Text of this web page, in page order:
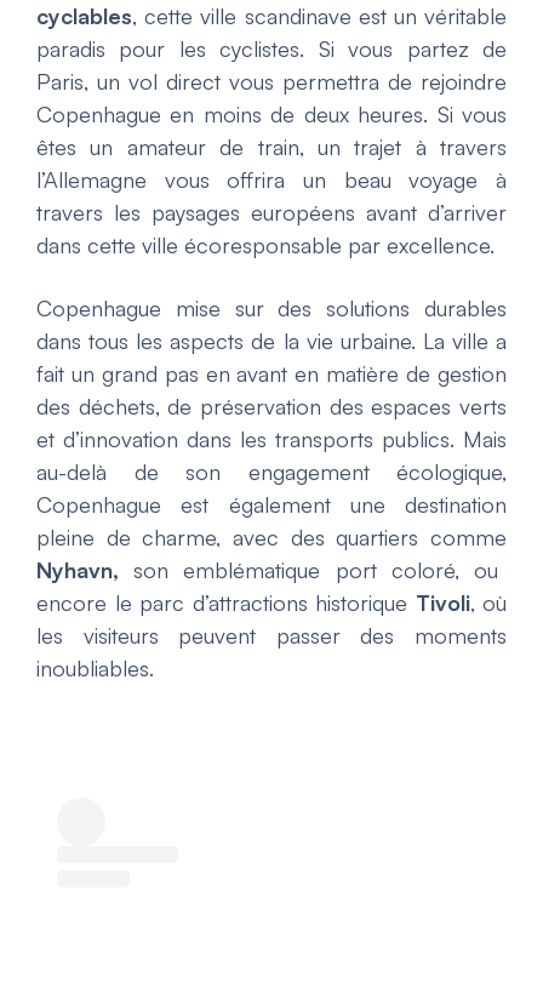
cyclables, cette ville scandinave est un véritable
paradis pour les cyclistes. Si vous partez de
Paris, un vol direct vous permettra de rejoindre
Copenhague en moins de deux heures. Si vous
êtes un amateur de train, un trajet à travers
l’Allemagne vous offrira un beau voyage à
travers les paysages européens avant d’arriver
dans cette ville écoresponsable par excellence.
Copenhague mise sur des solutions durables
dans tous les aspects de la vie urbaine. La ville a
fait un grand pas en avant en matière de gestion
des déchets, de préservation des espaces verts
et d’innovation dans les transports publics. Mais
au-delà de son engagement écologique,
Copenhague est également une destination
pleine de charme, avec des quartiers comme
Nyhavn, son emblématique port coloré, ou
encore le parc d’attractions historique Tivoli, où
les visiteurs peuvent passer des moments
inoubliables.